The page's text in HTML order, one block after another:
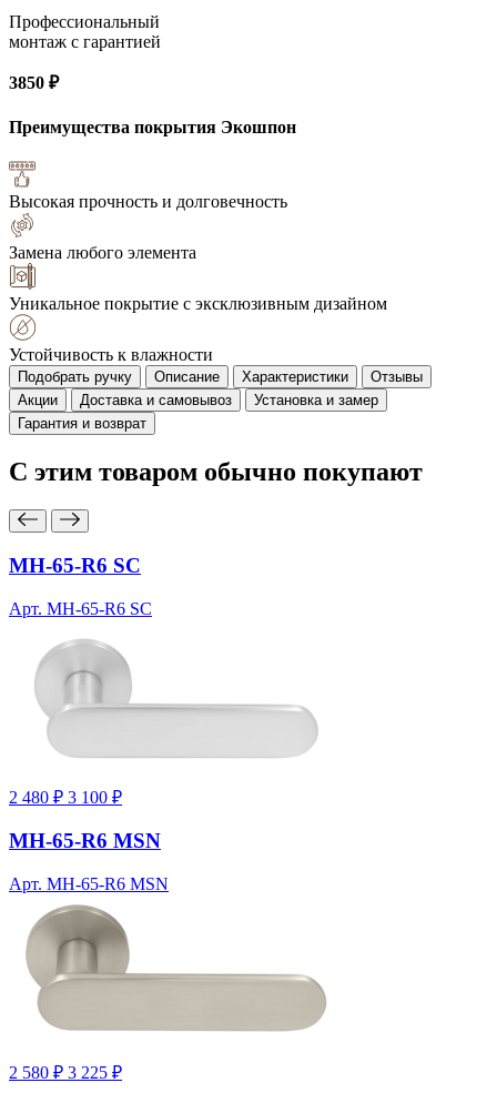
Профессиональный
монтаж с гарантией
3850 ₽
Преимущества покрытия Экошпон
Высокая прочность и долговечность
Замена любого элемента
Уникальное покрытие с эксклюзивным дизайном
Устойчивость к влажности
Подобрать ручку Описание Характеристики
Отзывы
Акции
Доставка и самовывоз
Установка и замер
Гарантия и возврат
С этим товаром обычно покупают
MH-65-R6 SC
Арт. MH-65-R6 SC
2 480 ₽ 3 100 ₽
MH-65-R6 MSN
Арт. MH-65-R6 MSN
2 580 ₽ 3 225 ₽